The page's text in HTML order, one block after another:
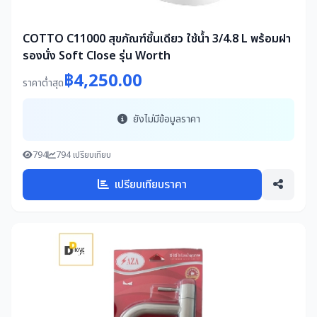
COTTO C11000 สุขภัณฑ์ชิ้นเดียว ใช้น้ำ 3/4.8 L พร้อมฝา
รองนั่ง Soft Close รุ่น Worth
ราคาต่ำสุด฿4,250.00
ยังไม่มีข้อมูลราคา
794 794 เปรียบเทียบ
เปรียบเทียบราคา